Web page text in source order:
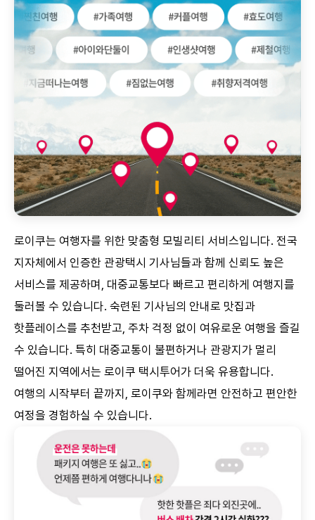
로이쿠는 여행자를 위한 맞춤형 모빌리티 서비스입니다. 전국
지자체에서 인증한 관광택시 기사님들과 함께 신뢰도 높은
서비스를 제공하며, 대중교통보다 빠르고 편리하게 여행지를
둘러볼 수 있습니다. 숙련된 기사님의 안내로 맛집과
핫플레이스를 추천받고, 주차 걱정 없이 여유로운 여행을 즐길
수 있습니다. 특히 대중교통이 불편하거나 관광지가 멀리
떨어진 지역에서는 로이쿠 택시투어가 더욱 유용합니다.
여행의 시작부터 끝까지, 로이쿠와 함께라면 안전하고 편안한
여정을 경험하실 수 있습니다.